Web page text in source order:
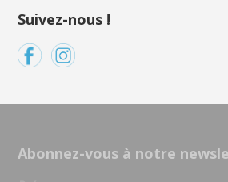
Suivez-nous !
Abonnez-vous à notre